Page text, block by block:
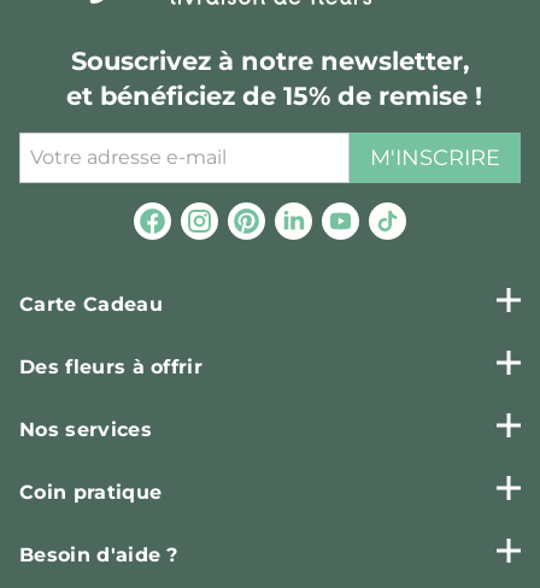
Souscrivez à notre newsletter,
et bénéficiez de 15% de remise !
M'INSCRIRE
Carte Cadeau
Des fleurs à offrir
Nos services
Coin pratique
Besoin d'aide ?